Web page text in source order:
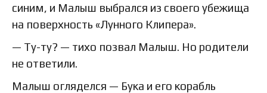
синим, и Малыш выбрался из своего убежища
на поверхность «Лунного Клипера».
— Ту-ту? — тихо позвал Малыш. Но родители
не ответили.
Малыш огляделся — Бука и его корабль